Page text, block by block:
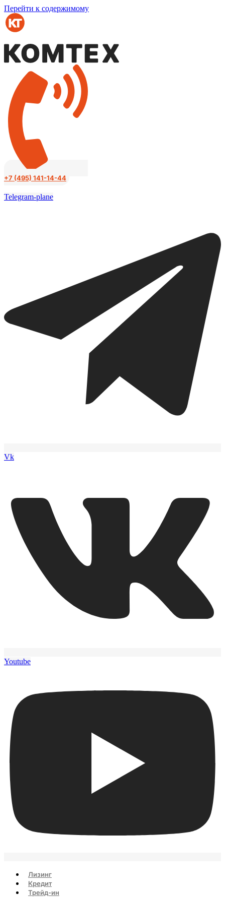
Перейти к содержимому
+7 (495) 141-14-44
Telegram-plane
Vk
Youtube
Лизинг
Кредит
Трейд-ин